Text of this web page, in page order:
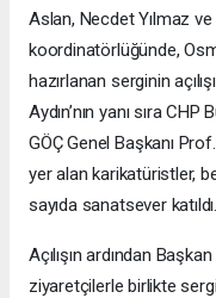
Aslan, Necdet Yılmaz
koordinatörlüğünde,
hazırlanan serginin
Aydın’nın yanı sıra
GÖÇ Genel Başkanı
yer alan karikatüristler,
sayıda sanatsever katıldı.
Açılışın ardından
ziyaretçilerle birlikte